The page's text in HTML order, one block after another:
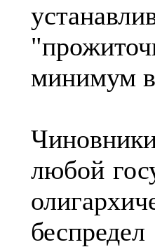
минимум
любой